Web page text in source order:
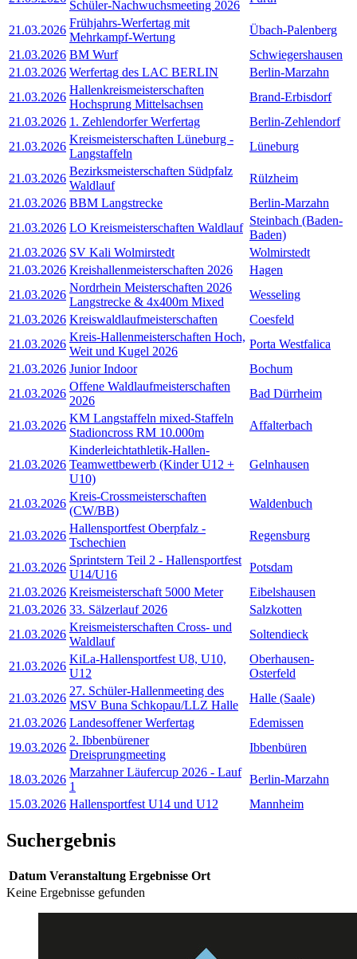
Schüler-Nachwuchsmeeting 2026
21.03.2026
Frühjahrs-Werfertag mit
Mehrkampf-Wertung
Übach-Palenberg
21.03.2026 BM Wurf
Schwiegershausen
21.03.2026 Werfertag des LAC BERLIN
Berlin-Marzahn
21.03.2026
Hallenkreismeisterschaften
Hochsprung Mittelsachsen
Brand-Erbisdorf
21.03.2026 1. Zehlendorfer Werfertag
Berlin-Zehlendorf
21.03.2026
Kreismeisterschaften Lüneburg -
Langstaffeln
Lüneburg
21.03.2026
Bezirksmeisterschaften Südpfalz
Waldlauf
Rülzheim
21.03.2026 BBM Langstrecke
Berlin-Marzahn
21.03.2026 LO Kreismeisterschaften Waldlauf
Steinbach (Baden-
Baden)
21.03.2026 SV Kali Wolmirstedt
Wolmirstedt
21.03.2026 Kreishallenmeisterschaften 2026
Hagen
21.03.2026
Nordrhein Meisterschaften 2026
Langstrecke & 4x400m Mixed
Wesseling
21.03.2026 Kreiswaldlaufmeisterschaften
Coesfeld
21.03.2026
Kreis-Hallenmeisterschaften Hoch,
Weit und Kugel 2026
Porta Westfalica
21.03.2026 Junior Indoor
Bochum
21.03.2026
Offene Waldlaufmeisterschaften
2026
Bad Dürrheim
21.03.2026
KM Langstaffeln mixed-Staffeln
Stadioncross RM 10.000m
Affalterbach
21.03.2026
Kinderleichtathletik-Hallen-
Teamwettbewerb (Kinder U12 +
U10)
Gelnhausen
21.03.2026
Kreis-Crossmeisterschaften
(CW/BB)
Waldenbuch
21.03.2026
Hallensportfest Oberpfalz -
Tschechien
Regensburg
21.03.2026
Sprintstern Teil 2 - Hallensportfest
U14/U16
Potsdam
21.03.2026 Kreismeisterschaft 5000 Meter
Eibelshausen
21.03.2026 33. Sälzerlauf 2026
Salzkotten
21.03.2026
Kreismeisterschaften Cross- und
Waldlauf
Soltendieck
21.03.2026
KiLa-Hallensportfest U8, U10,
U12
Oberhausen-
Osterfeld
21.03.2026
27. Schüler-Hallenmeeting des
MSV Buna Schkopau/LLZ Halle
Halle (Saale)
21.03.2026 Landesoffener Werfertag
Edemissen
19.03.2026
2. Ibbenbürener
Dreisprungmeeting
Ibbenbüren
18.03.2026
Marzahner Läufercup 2026 - Lauf
1
Berlin-Marzahn
15.03.2026 Hallensportfest U14 und U12 Mannheim
Suchergebnis
Datum Veranstaltung Ergebnisse Ort
Keine Ergebnisse gefunden